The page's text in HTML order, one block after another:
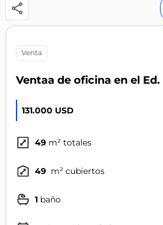
venta
Ventaa de oficina en el
131.000 USD
49 m² totales
49 m² cubiertos
1 baño